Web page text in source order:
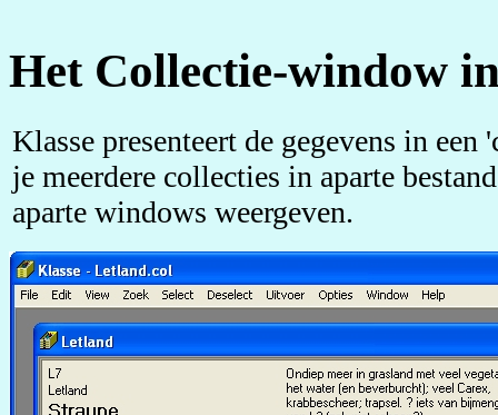
Het Collectie-window
Klasse presenteert de gegevens in
je meerdere collecties in aparte
aparte windows weergeven.